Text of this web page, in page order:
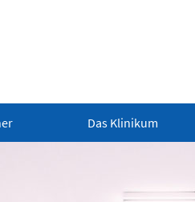
Das Klinikum